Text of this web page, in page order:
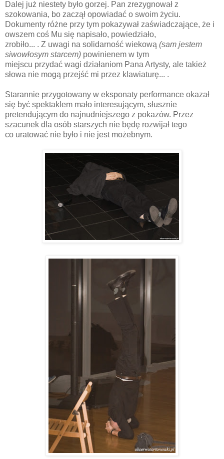
Dalej już niestety było gorzej. Pan zrezygnował z
szokowania, bo zaczął opowiadać o swoim życiu.
Dokumenty różne przy tym pokazywał zaświadczające, że i
owszem coś Mu się napisało, powiedziało,
zrobiło... . Z uwagi na solidarność wiekową (sam jestem
siwowłosym starcem) powinienem w tym
miejscu przydać wagi działaniom Pana Artysty, ale takież
słowa nie mogą przejść mi przez klawiaturę... .
Starannie przygotowany w eksponaty performance okazał
się być spektaklem mało interesującym, słusznie
pretendującym do najnudniejszego z pokazów. Przez
szacunek dla osób starszych nie będę rozwijał tego
co uratować nie było i nie jest możebnym.